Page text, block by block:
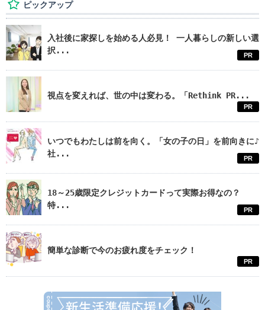
ピックアップ
入社後に家探しを始める人必見！ 一人暮らしの新しい選
択...
PR
視点を変えれば、世の中は変わる。「Rethink PR...
PR
いつでもわたしは前を向く。「女の子の日」を前向きに♪
社...
PR
18～25歳限定クレジットカードって実際お得なの？
特...
PR
簡単な診断で今のお疲れ度をチェック！
PR